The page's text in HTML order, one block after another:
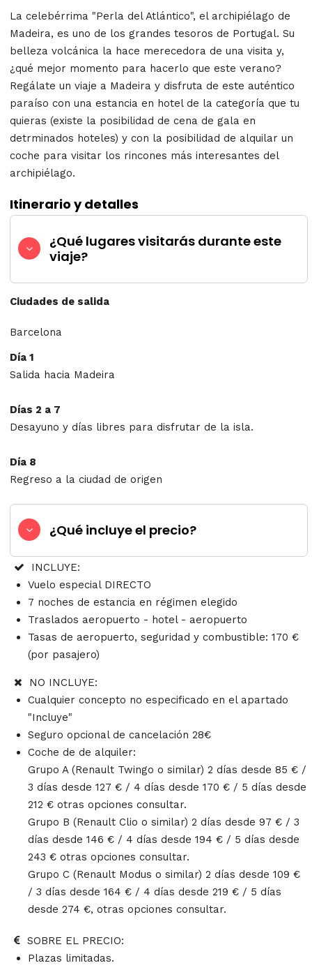
La celebérrima "Perla del Atlántico", el archipiélago de
Madeira, es uno de los grandes tesoros de Portugal. Su
belleza volcánica la hace merecedora de una visita y,
¿qué mejor momento para hacerlo que este verano?
Regálate un viaje a Madeira y disfruta de este auténtico
paraíso con una estancia en hotel de la categoría que tu
quieras (existe la posibilidad de cena de gala en
detrminados hoteles) y con la posibilidad de alquilar un
coche para visitar los rincones más interesantes del
archipiélago.
Itinerario y detalles
¿Qué lugares visitarás durante este
viaje?
Ciudades de salida
Barcelona
Día 1
Salida hacia Madeira
Días 2 a 7
Desayuno y días libres para disfrutar de la isla.
Día 8
Regreso a la ciudad de origen
¿Qué incluye el precio?
INCLUYE:
Vuelo especial DIRECTO
7 noches de estancia en régimen elegido
Traslados aeropuerto - hotel - aeropuerto
Tasas de aeropuerto, seguridad y combustible: 170 €
(por pasajero)
NO INCLUYE:
Cualquier concepto no especificado en el apartado
"Incluye"
Seguro opcional de cancelación 28€
Coche de de alquiler:
Grupo A (Renault Twingo o similar) 2 días desde 85 € /
3 días desde 127 € / 4 días desde 170 € / 5 días desde
212 € otras opciones consultar.
Grupo B (Renault Clio o similar) 2 días desde 97 € / 3
días desde 146 € / 4 días desde 194 € / 5 días desde
243 € otras opciones consultar.
Grupo C (Renault Modus o similar) 2 días desde 109 €
/ 3 días desde 164 € / 4 días desde 219 € / 5 días
desde 274 €, otras opciones consultar.
SOBRE EL PRECIO:
Plazas limitadas.